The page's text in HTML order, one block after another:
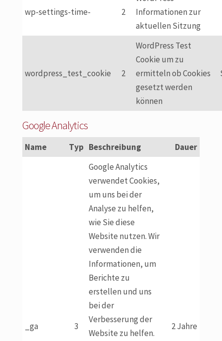
wp-settings-time- 2
Informationen zur
aktuellen Sitzung
wordpress_test_cookie 2
WordPress Test
Cookie um zu
ermitteln ob Cookies
gesetzt werden
können
Google Analytics
Name Typ Beschreibung Dauer
_ga 3
Google Analytics
verwendet Cookies,
um uns bei der
Analyse zu helfen,
wie Sie diese
Website nutzen. Wir
verwenden die
Informationen, um
Berichte zu
erstellen und uns
bei der
Verbesserung der
Website zu helfen.
2 Jahre